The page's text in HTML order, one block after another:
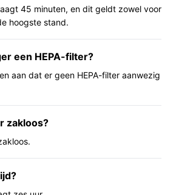
in de dagelijkse praktijk:
(0,44 l): geen stofzakken nodig,
direct in de prullenbak.
circa 45 minuten: geschikt voor
doorlopen van een gemiddelde
de opgegeven tijd.
45 minuten, en dit geldt zowel voor
hoogste stand.
een HEPA-filter?
aan dat er geen HEPA-filter aanwezig
zakloos?